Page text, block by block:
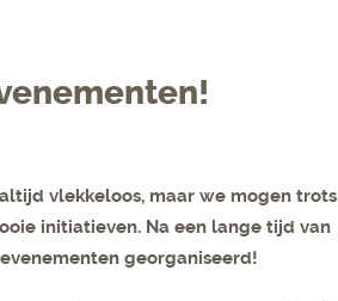
vlekkeloos, maar we mogen trots
initiatieven. Na een lange tijd van
georganiseerd!